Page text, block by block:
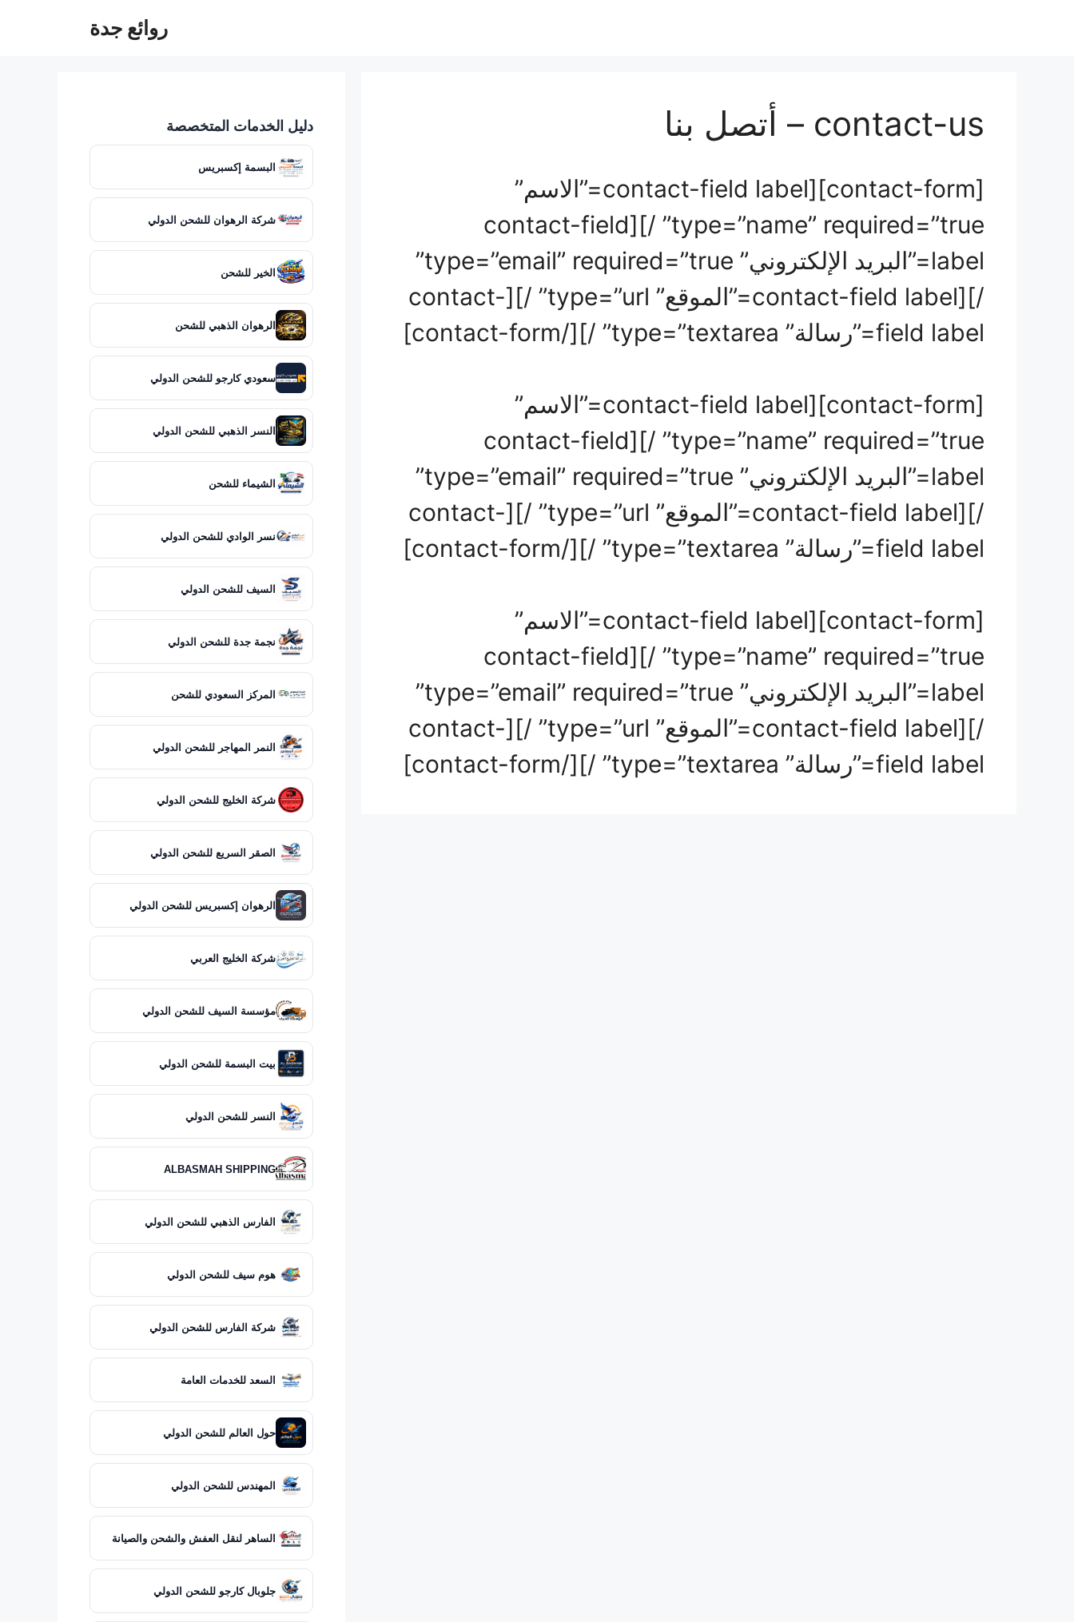
روائع جدة
contact-us – أتصل بنا
[contact-form][contact-field label=”الاسم”
type=”name” required=”true” /][contact-field
label=”البريد الإلكتروني” type=”email” required=”true”
/][contact-field label=”الموقع” type=”url” /][contact-
field label=”رسالة” type=”textarea” /][/contact-form]
[contact-form][contact-field label=”الاسم”
type=”name” required=”true” /][contact-field
label=”البريد الإلكتروني” type=”email” required=”true”
/][contact-field label=”الموقع” type=”url” /][contact-
field label=”رسالة” type=”textarea” /][/contact-form]
[contact-form][contact-field label=”الاسم”
type=”name” required=”true” /][contact-field
label=”البريد الإلكتروني” type=”email” required=”true”
/][contact-field label=”الموقع” type=”url” /][contact-
field label=”رسالة” type=”textarea” /][/contact-form]
دليل الخدمات المتخصصة
البسمة إكسبريس
شركة الرهوان للشحن الدولي
الخير للشحن
الرهوان الذهبي للشحن
سعودي كارجو للشحن الدولي
النسر الذهبي للشحن الدولي
الشيماء للشحن
نسر الوادي للشحن الدولي
السيف للشحن الدولي
نجمة جدة للشحن الدولي
المركز السعودي للشحن
النمر المهاجر للشحن الدولي
شركة الخليج للشحن الدولي
الصقر السريع للشحن الدولي
الرهوان إكسبريس للشحن الدولي
شركة الخليج العربي
مؤسسة السيف للشحن الدولي
بيت البسمة للشحن الدولي
النسر للشحن الدولي
ALBASMAH SHIPPING
الفارس الذهبي للشحن الدولي
هوم سيف للشحن الدولي
شركة الفارس للشحن الدولي
السعد للخدمات العامة
حول العالم للشحن الدولي
المهندس للشحن الدولي
الساهر لنقل العفش والشحن والصيانة
جلوبال كارجو للشحن الدولي